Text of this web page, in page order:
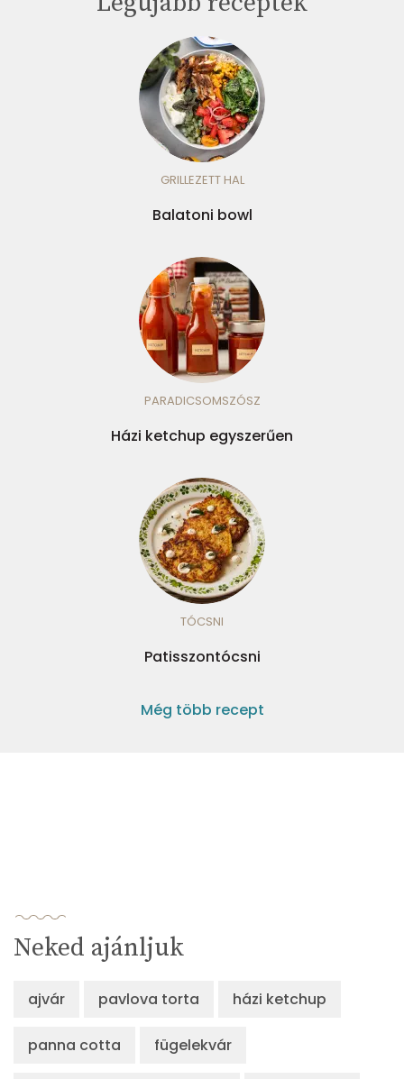
GRILLEZETT HAL
Balatoni bowl
PARADICSOMSZÓSZ
Házi ketchup egyszerűen
TÓCSNI
Patisszontócsni
Még több recept
Neked ajánljuk
ajvár pavlova torta házi ketchup
panna cotta fügelekvár